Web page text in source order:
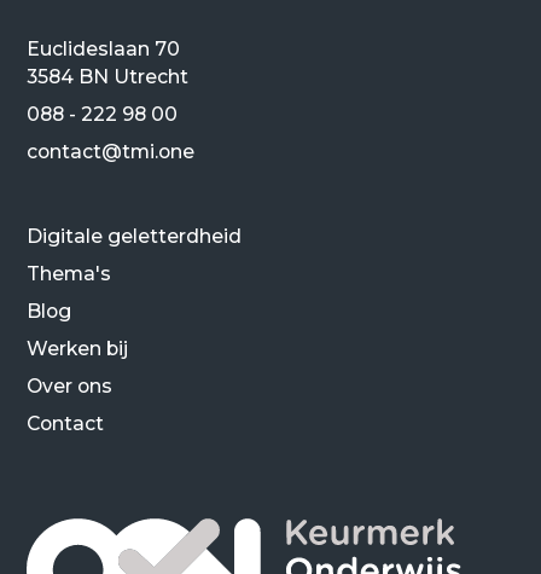
Euclideslaan 70
3584 BN Utrecht
088 - 222 98 00
contact@tmi.one
Digitale geletterdheid
Thema's
Blog
Werken bij
Over ons
Contact